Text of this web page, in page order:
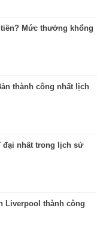
Mức thưởng khổng
thành công nhất lịch
đại nhất trong lịch sử
Liverpool thành công